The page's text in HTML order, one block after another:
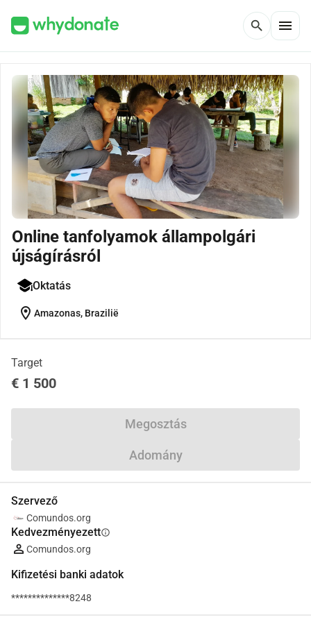
search menu
Online tanfolyamok állampolgári
újságírásról
Oktatás
location_on Amazonas, Brazilië
Target
€ 1 500
Megosztás
Adomány
Szervező
Comundos.org
Kedvezményezettinfo
Comundos.org
Kifizetési banki adatok
**************8248